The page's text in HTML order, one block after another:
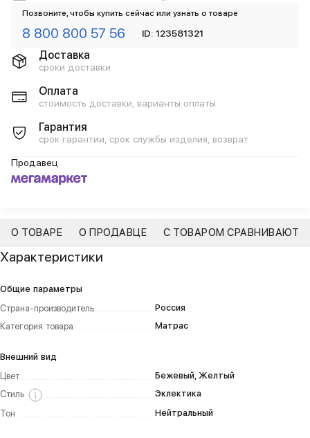
Позвоните, чтобы купить сейчас или узнать о товаре
8 800 800 57 56 ID: 123581321
Доставка
сроки доставки
Оплата
стоимость доставки, варианты оплаты
Гарантия
срок гарантии, срок службы изделия, возврат
Продавец
О ТОВАРЕ О ПРОДАВЦЕ С ТОВАРОМ СРАВНИВАЮТ
Характеристики
Общие параметры
Страна-производитель
Россия
Категория товара
Матрас
Внешний вид
Цвет
Бежевый, Желтый
Стиль
Эклектика
Тон
Нейтральный